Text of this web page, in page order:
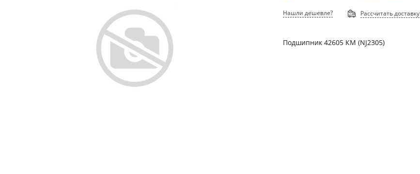
Нашли дешевле? Рассчитать доставку
Подшипник 42605 КМ (NJ2305)